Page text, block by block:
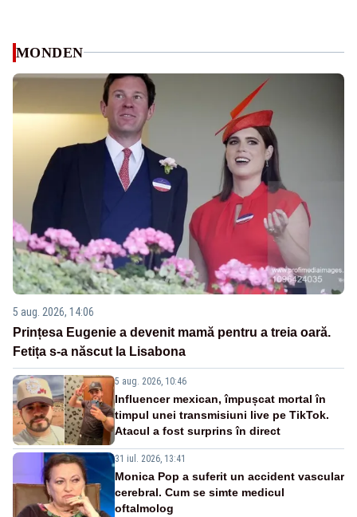
MONDEN
5 aug. 2026, 14:06
Prințesa Eugenie a devenit mamă pentru a treia oară.
Fetița s-a născut la Lisabona
5 aug. 2026, 10:46
Influencer mexican, împușcat mortal în
timpul unei transmisiuni live pe TikTok.
Atacul a fost surprins în direct
31 iul. 2026, 13:41
Monica Pop a suferit un accident vascular
cerebral. Cum se simte medicul
oftalmolog